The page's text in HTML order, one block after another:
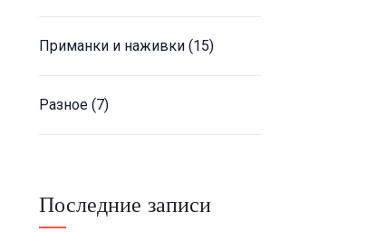
Приманки и наживки (15)
Разное (7)
Последние записи